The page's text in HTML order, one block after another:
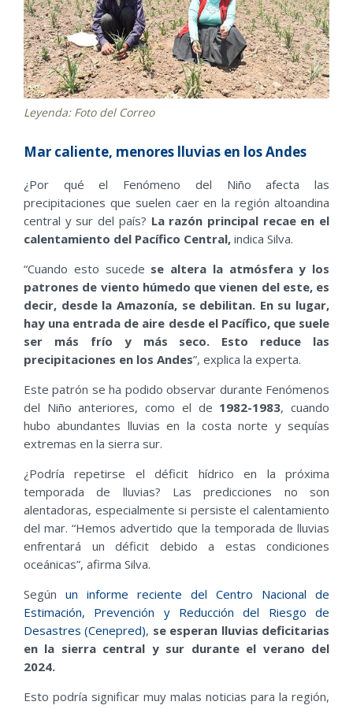
Leyenda: Foto del Correo
Mar caliente, menores lluvias en los Andes
¿Por qué el Fenómeno del Niño afecta las
precipitaciones que suelen caer en la región altoandina
central y sur del país? La razón principal recae en el
calentamiento del Pacífico Central, indica Silva.
“Cuando esto sucede se altera la atmósfera y los
patrones de viento húmedo que vienen del este, es
decir, desde la Amazonía, se debilitan. En su lugar,
hay una entrada de aire desde el Pacífico, que suele
ser más frío y más seco. Esto reduce las
precipitaciones en los Andes”, explica la experta.
Este patrón se ha podido observar durante Fenómenos
del Niño anteriores, como el de 1982-1983, cuando
hubo abundantes lluvias en la costa norte y sequías
extremas en la sierra sur.
¿Podría repetirse el déficit hídrico en la próxima
temporada de lluvias? Las predicciones no son
alentadoras, especialmente si persiste el calentamiento
del mar. “Hemos advertido que la temporada de lluvias
enfrentará un déficit debido a estas condiciones
oceánicas”, afirma Silva.
Según un informe reciente del Centro Nacional de
Estimación, Prevención y Reducción del Riesgo de
Desastres (Cenepred), se esperan lluvias deficitarias
en la sierra central y sur durante el verano del
2024.
Esto podría significar muy malas noticias para la región,